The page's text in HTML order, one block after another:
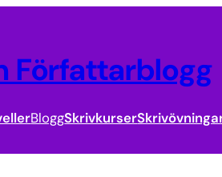
Författarblogg
BloggSkrivkurser